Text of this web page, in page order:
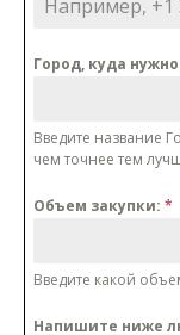
Город, куда
Введите название
чем точнее тем
Объем закупки: *
Введите какой
Напишите ниже